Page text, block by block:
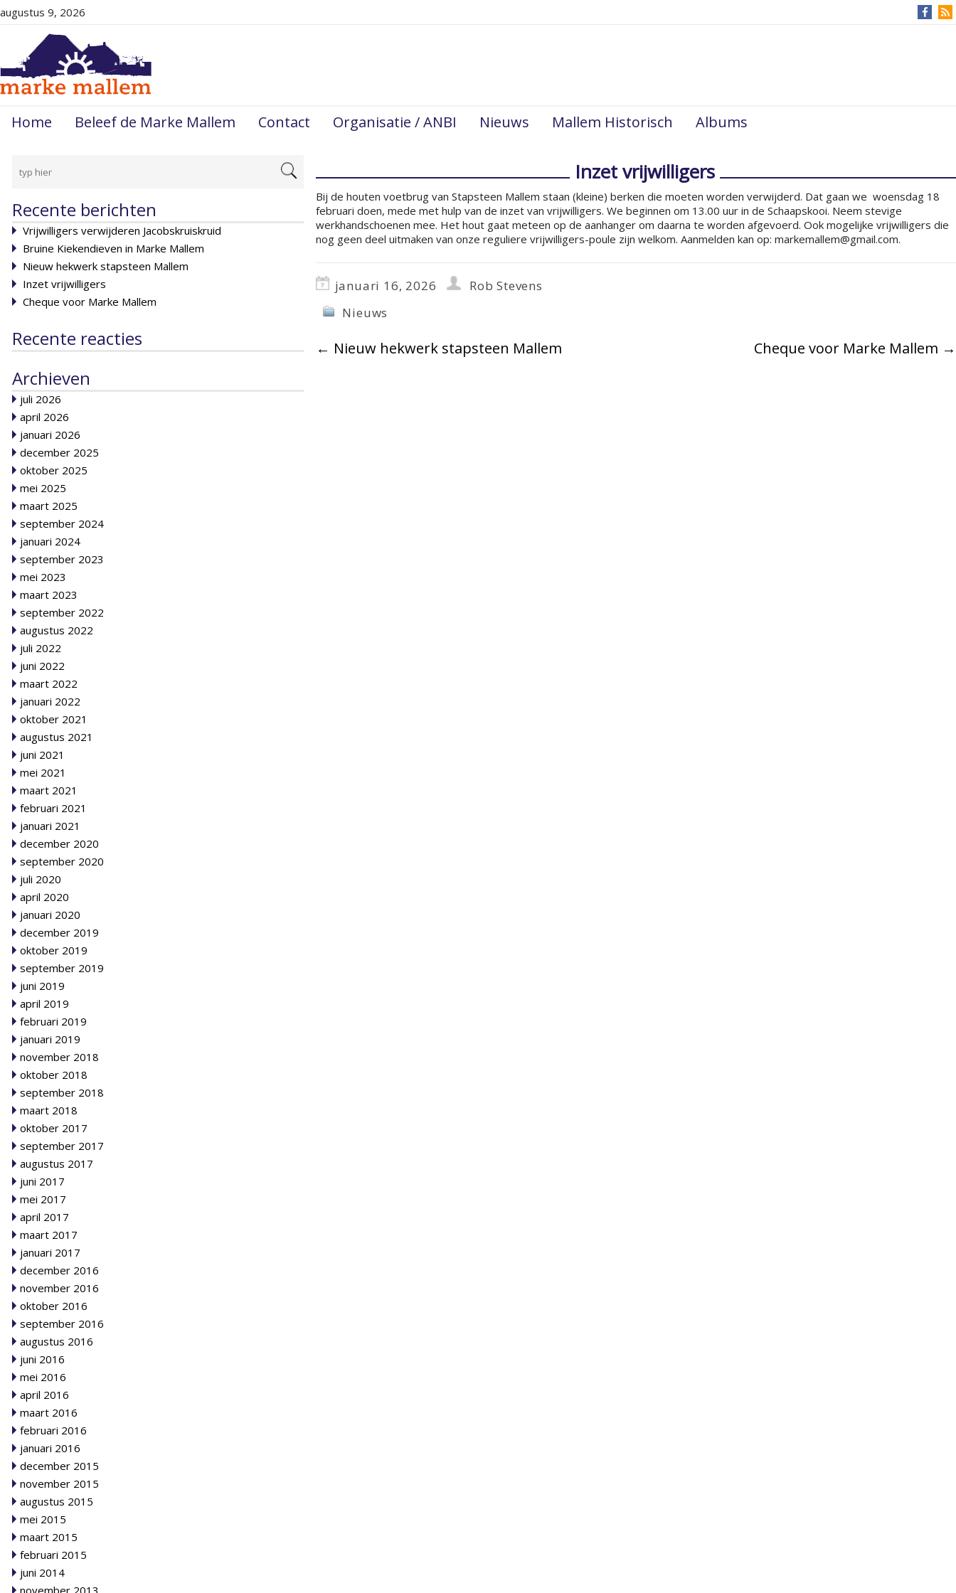
augustus 9, 2026
Home Beleef de Marke Mallem Contact Organisatie / ANBI Nieuws Mallem Historisch Albums
Recente berichten
Vrijwilligers verwijderen Jacobskruiskruid
Bruine Kiekendieven in Marke Mallem
Nieuw hekwerk stapsteen Mallem
Inzet vrijwilligers
Cheque voor Marke Mallem
Recente reacties
Archieven
juli 2026
april 2026
januari 2026
december 2025
oktober 2025
mei 2025
maart 2025
september 2024
januari 2024
september 2023
mei 2023
maart 2023
september 2022
augustus 2022
juli 2022
juni 2022
maart 2022
januari 2022
oktober 2021
augustus 2021
juni 2021
mei 2021
maart 2021
februari 2021
januari 2021
december 2020
september 2020
juli 2020
april 2020
januari 2020
december 2019
oktober 2019
september 2019
juni 2019
april 2019
februari 2019
januari 2019
november 2018
oktober 2018
september 2018
maart 2018
oktober 2017
september 2017
augustus 2017
juni 2017
mei 2017
april 2017
maart 2017
januari 2017
december 2016
november 2016
oktober 2016
september 2016
augustus 2016
juni 2016
mei 2016
april 2016
maart 2016
februari 2016
januari 2016
december 2015
november 2015
augustus 2015
mei 2015
maart 2015
februari 2015
juni 2014
november 2013
Inzet vrijwilligers
Bij de houten voetbrug van Stapsteen Mallem staan (kleine) berken die moeten worden verwijderd. Dat gaan we woensdag 18
februari doen, mede met hulp van de inzet van vrijwilligers. We beginnen om 13.00 uur in de Schaapskooi. Neem stevige
werkhandschoenen mee. Het hout gaat meteen op de aanhanger om daarna te worden afgevoerd. Ook mogelijke vrijwilligers die
nog geen deel uitmaken van onze reguliere vrijwilligers-poule zijn welkom. Aanmelden kan op: markemallem@gmail.com.
januari 16, 2026
Rob Stevens
Nieuws
← Nieuw hekwerk stapsteen Mallem Cheque voor Marke Mallem →